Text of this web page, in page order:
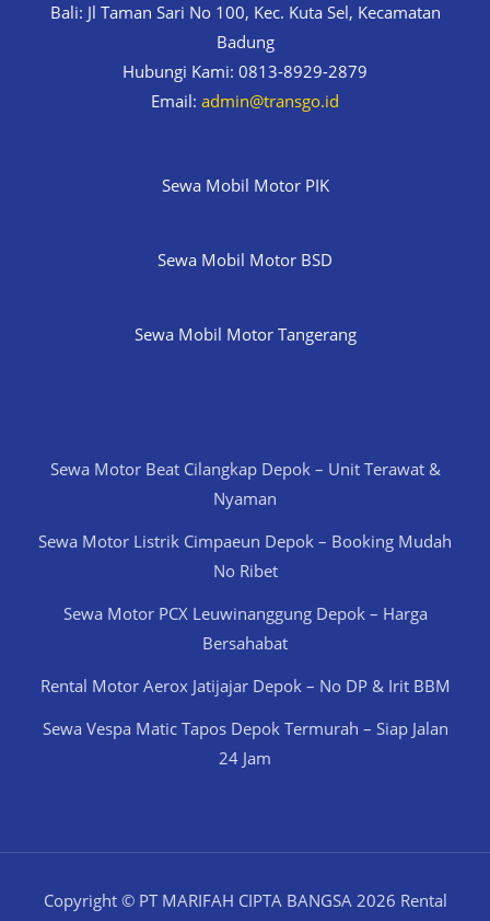
Bali: Jl Taman Sari No 100, Kec. Kuta Sel, Kecamatan
Badung
Hubungi Kami: 0813-8929-2879
Email: admin@transgo.id
Sewa Mobil Motor PIK
Sewa Mobil Motor BSD
Sewa Mobil Motor Tangerang
Sewa Motor Beat Cilangkap Depok – Unit Terawat &
Nyaman
Sewa Motor Listrik Cimpaeun Depok – Booking Mudah
No Ribet
Sewa Motor PCX Leuwinanggung Depok – Harga
Bersahabat
Rental Motor Aerox Jatijajar Depok – No DP & Irit BBM
Sewa Vespa Matic Tapos Depok Termurah – Siap Jalan
24 Jam
Copyright © PT MARIFAH CIPTA BANGSA 2026 Rental